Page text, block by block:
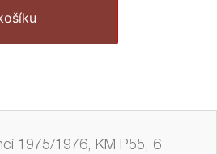
1975/1976, KM P55, 6